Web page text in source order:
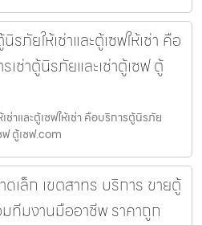
ภัยให้เช่าและตู้เซฟให้เช่า คือ
ช่าตู้นิรภัยและเช่าตู้เซฟ ตู้
าและตู้เซฟให้เช่า คือบริการตู้นิรภัย
ฟ ตู้เซฟ.com
เล็ก เขตสาทร บริการ ขายตู้
ทีมงานมืออาชีพ ราคาถูก